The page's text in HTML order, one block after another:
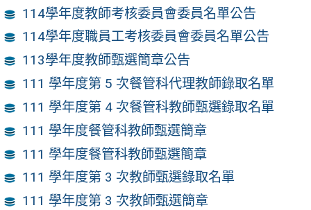
114學年度教師考核委員會委員名單公告
114學年度職員工考核委員會委員名單公告
113學年度教師甄選簡章公告
111 學年度第 5 次餐管科代理教師錄取名單
111 學年度第 4 次餐管科教師甄選錄取名單
111 學年度餐管科教師甄選簡章
111 學年度餐管科教師甄選簡章
111 學年度第 3 次教師甄選錄取名單
111 學年度第 3 次教師甄選簡章